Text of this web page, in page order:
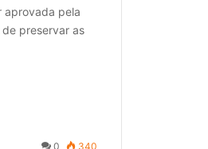
aprovada pela
preservar as
0 340